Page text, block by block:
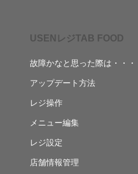
USENレジTAB FOOD
故障かなと思った際は・・・
アップデート方法
レジ操作
メニュー編集
レジ設定
店舗情報管理